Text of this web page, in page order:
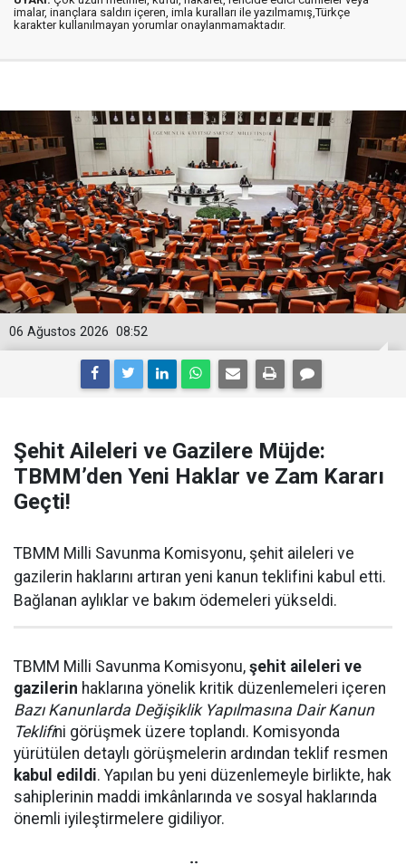
imalar, inançlara saldırı içeren, imla kuralları ile yazılmamış,Türkçe
karakter kullanılmayan yorumlar onaylanmamaktadır.
08:52
06 Ağustos 2026
Şehit Aileleri ve Gazilere Müjde:
TBMM’den Yeni Haklar ve Zam Kararı
Geçti!
TBMM Milli Savunma Komisyonu, şehit aileleri ve
gazilerin haklarını artıran yeni kanun teklifini kabul etti.
Bağlanan aylıklar ve bakım ödemeleri yükseldi.
TBMM Milli Savunma Komisyonu, şehit aileleri ve
gazilerin haklarına yönelik kritik düzenlemeleri içeren
Bazı Kanunlarda Değişiklik Yapılmasına Dair Kanun
Teklifini görüşmek üzere toplandı. Komisyonda
yürütülen detaylı görüşmelerin ardından teklif resmen
kabul edildi. Yapılan bu yeni düzenlemeyle birlikte, hak
sahiplerinin maddi imkânlarında ve sosyal haklarında
önemli iyileştirmelere gidiliyor.